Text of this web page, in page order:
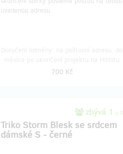
uvedenou adresu.
700 Kč
zbývá 1 z 3
Triko Storm Blesk se srdcem
dámské S - černé